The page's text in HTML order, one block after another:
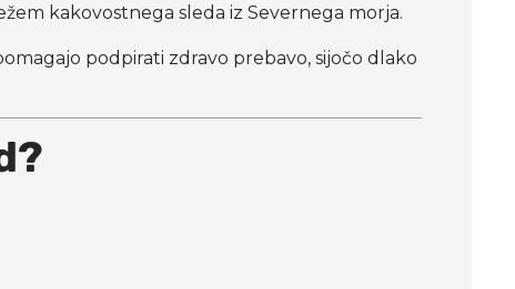
kakovostnega sleda iz Severnega morja.
podpirati zdravo prebavo, sijočo dlako